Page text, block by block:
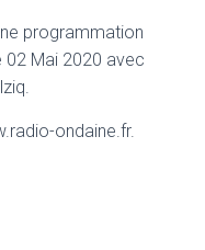
programmation
02 Mai 2020 avec
ondaine.fr.